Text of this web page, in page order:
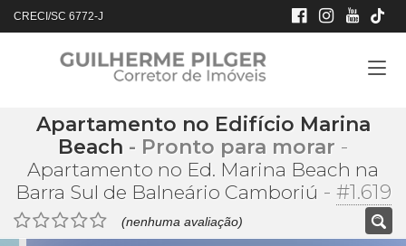
CRECI/SC 6772-J
Apartamento no Edifício Marina
Beach - Pronto para morar -
Apartamento no Ed. Marina Beach na
Barra Sul de Balneário Camboriú - #1.619
(nenhuma avaliação)